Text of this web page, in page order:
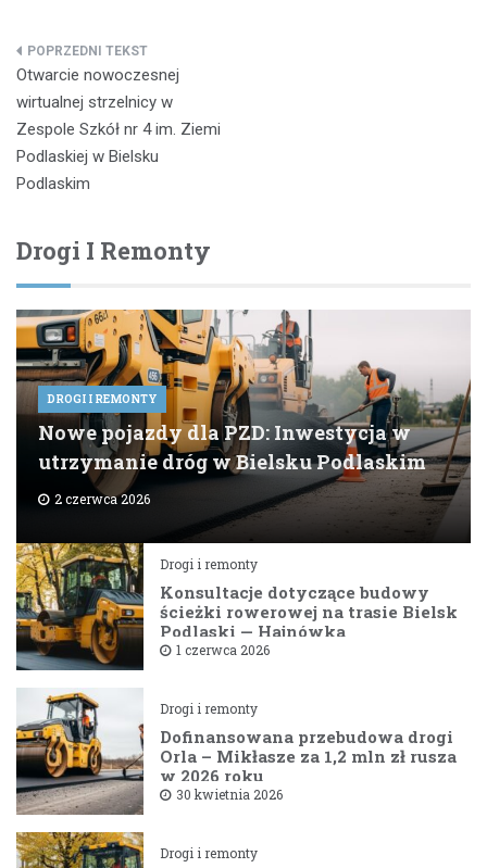
Nawigacja
wpisu
Otwarcie nowoczesnej
wirtualnej strzelnicy w
Zespole Szkół nr 4 im. Ziemi
Podlaskiej w Bielsku
Podlaskim
Drogi I Remonty
DROGI I REMONTY
Nowe pojazdy dla PZD: Inwestycja w
utrzymanie dróg w Bielsku Podlaskim
2 czerwca 2026
Drogi i remonty
Konsultacje dotyczące budowy
ścieżki rowerowej na trasie Bielsk
Podlaski — Hajnówka
1 czerwca 2026
Drogi i remonty
Dofinansowana przebudowa drogi
Orla – Mikłasze za 1,2 mln zł rusza
w 2026 roku
30 kwietnia 2026
Drogi i remonty